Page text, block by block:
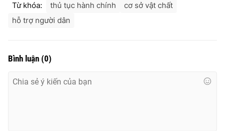
Cơ quan báo chí:Thời báo VTV
Từ khóa: thủ tục hành chính
cơ sở vật chất
hỗ trợ người dân
Bình luận (0)